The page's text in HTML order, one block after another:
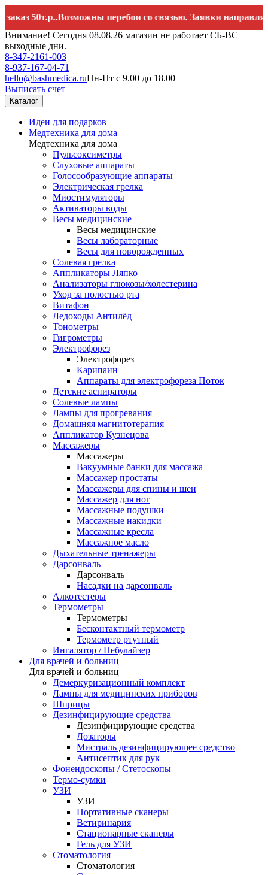
перебои со связью. Заявки направляйте на
Внимание! Сегодня 08.08.26 магазин не работает СБ-ВС
выходные дни.
8-347-2161-003
8-937-167-04-71
hello@bashmedica.ruПн-Пт с 9.00 до 18.00
Выписать счет
Каталог
Идеи для подарков
Медтехника для дома
Медтехника для дома
Пульсоксиметры
Слуховые аппараты
Голосообразующие аппараты
Электрическая грелка
Миостимуляторы
Активаторы воды
Весы медицинские
Весы медицинские
Весы лабораторные
Весы для новорожденных
Солевая грелка
Аппликаторы Ляпко
Анализаторы глюкозы/холестерина
Уход за полостью рта
Витафон
Ледоходы Антилёд
Тонометры
Гигрометры
Электрофорез
Электрофорез
Карипаин
Аппараты для электрофореза Поток
Детские аспираторы
Солевые лампы
Лампы для прогревания
Домашняя магнитотерапия
Аппликатор Кузнецова
Массажеры
Массажеры
Вакуумные банки для массажа
Массажер простаты
Массажеры для спины и шеи
Массажер для ног
Массажные подушки
Массажные накидки
Массажные кресла
Массажное масло
Дыхательные тренажеры
Дарсонваль
Дарсонваль
Насадки на дарсонваль
Алкотестеры
Термометры
Термометры
Бесконтактный термометр
Термометр ртутный
Ингалятор / Небулайзер
Для врачей и больниц
Для врачей и больниц
Демеркуризационный комплект
Лампы для медицинских приборов
Шприцы
Дезинфицирующие средства
Дезинфицирующие средства
Дозаторы
Мистраль дезинфицирующее средство
Антисептик для рук
Фонендоскопы / Стетоскопы
Термо-сумки
УЗИ
УЗИ
Портативные сканеры
Ветиринария
Стационарные сканеры
Гель для УЗИ
Стоматология
Стоматология